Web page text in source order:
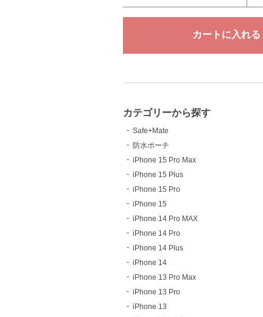
カテゴリーから探す
Safe+Mate
防水ポーチ
iPhone 15 Pro Max
iPhone 15 Plus
iPhone 15 Pro
iPhone 15
iPhone 14 Pro MAX
iPhone 14 Pro
iPhone 14 Plus
iPhone 14
iPhone 13 Pro Max
iPhone 13 Pro
iPhone 13